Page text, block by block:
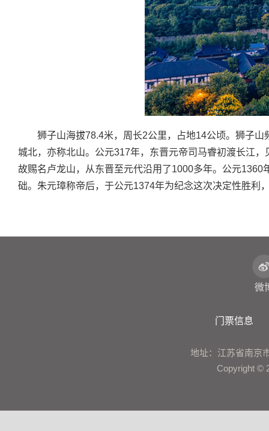
狮子山海拔78.4米，周长2公里，占地14公顷。狮子
城北，亦称北山。公元317年，东晋元帝司马睿初渡长江
故赐名卢龙山，从东晋至元代沿用了1000多年。公元
础。朱元璋称帝后，于公元1374年为纪念这次决定性胜利
微
门票信息
地址：江苏省南京
Copyright ©